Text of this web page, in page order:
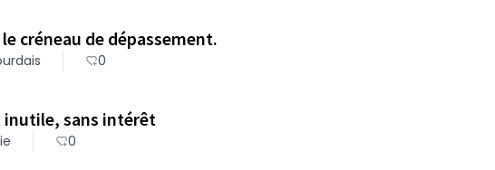
le créneau de dépassement.
0
inutile, sans intérêt
0